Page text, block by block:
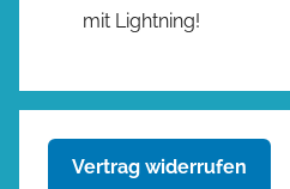
mit Lightning!
Vertrag widerrufen